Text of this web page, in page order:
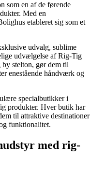
som en af de førende
Med en
etableret sig som et
udvalg, sublime
udvælgelse af Rig-Tig
stelton, gør dem til
enestående håndværk og
specialbutikker i
produkter. Hver butik har
til attraktive destinationer
funktionalitet.
med rig-